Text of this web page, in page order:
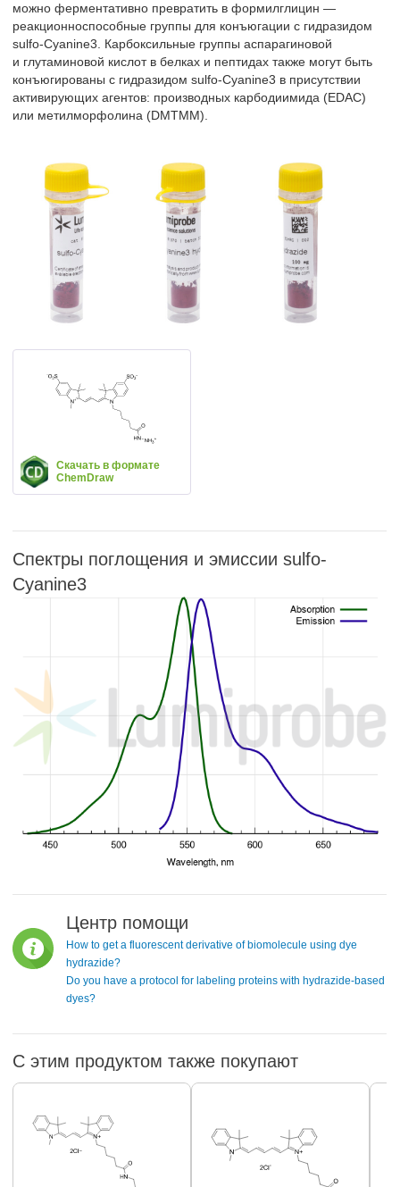
можно ферментативно превратить в формилглицин —
реакционноспособные группы для конъюгации с гидразидом
sulfo-Cyanine3. Карбоксильные группы аспарагиновой
и глутаминовой кислот в белках и пептидах также могут быть
конъюгированы с гидразидом sulfo-Cyanine3 в присутствии
активирующих агентов: производных карбодиимида (EDAC)
или метилморфолина (DMTMM).
Скачать в формате
ChemDraw
Спектры поглощения и эмиссии sulfo-
Cyanine3
Центр помощи
How to get a fluorescent derivative of biomolecule using dye
hydrazide?
Do you have a protocol for labeling proteins with hydrazide-based
dyes?
С этим продуктом также покупают